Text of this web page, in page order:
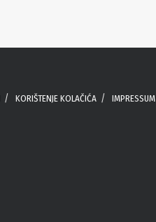
KORIŠTENJE KOLAČIĆA IMPRESSUM